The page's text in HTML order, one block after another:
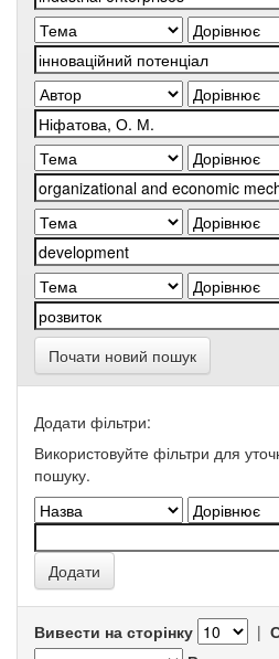
Почати новий пошук
Додати фільтри:
Використовуйте фільтри для
пошуку.
Вивести на сторінку |